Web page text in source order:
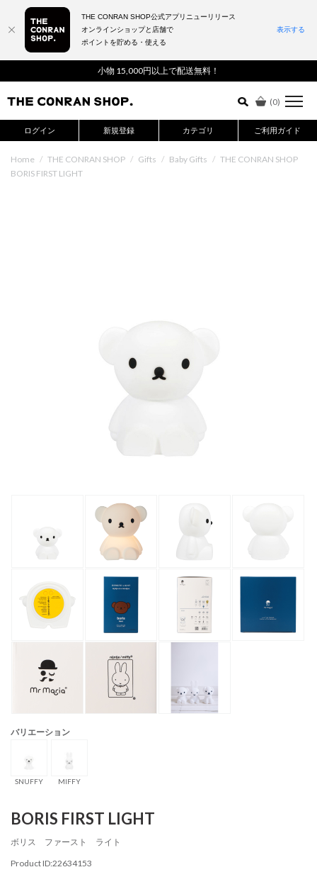
小物 15,000円以上で配送無料！
(0)
ログイン 新規登録 カテゴリ ご利用ガイド
詳細検索はこちら
Home / THE CONRAN SHOP / Gifts / Baby Gifts / THE CONRAN SHOP
BORIS FIRST LIGHT
バリエーション
SNUFFY MIFFY
BORIS FIRST LIGHT
ボリス ファースト ライト
Product ID:22634153
THE CONRAN SHOP公式アプリニューリリース
オンラインショップと店舗で
ポイントを貯める・使える
表示する